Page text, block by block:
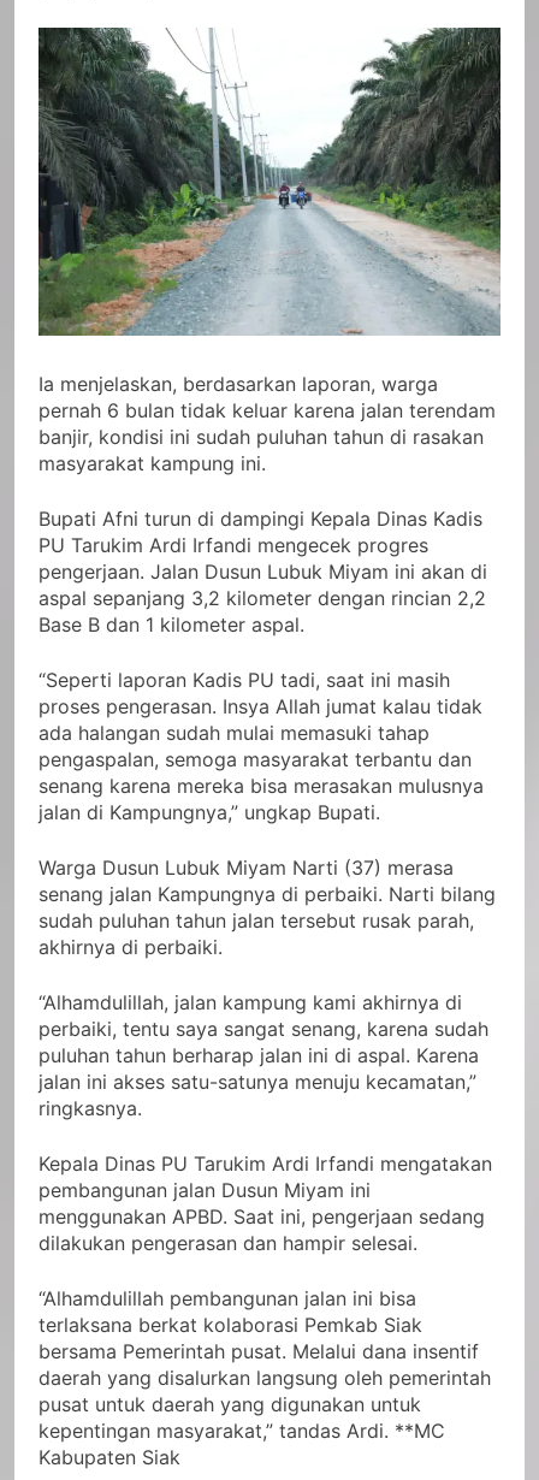
Ia menjelaskan, berdasarkan laporan, warga
pernah 6 bulan tidak keluar karena jalan terendam
banjir, kondisi ini sudah puluhan tahun di rasakan
masyarakat kampung ini.
Bupati Afni turun di dampingi Kepala Dinas Kadis
PU Tarukim Ardi Irfandi mengecek progres
pengerjaan. Jalan Dusun Lubuk Miyam ini akan di
aspal sepanjang 3,2 kilometer dengan rincian 2,2
Base B dan 1 kilometer aspal.
“Seperti laporan Kadis PU tadi, saat ini masih
proses pengerasan. Insya Allah jumat kalau tidak
ada halangan sudah mulai memasuki tahap
pengaspalan, semoga masyarakat terbantu dan
senang karena mereka bisa merasakan mulusnya
jalan di Kampungnya,” ungkap Bupati.
Warga Dusun Lubuk Miyam Narti (37) merasa
senang jalan Kampungnya di perbaiki. Narti bilang
sudah puluhan tahun jalan tersebut rusak parah,
akhirnya di perbaiki.
“Alhamdulillah, jalan kampung kami akhirnya di
perbaiki, tentu saya sangat senang, karena sudah
puluhan tahun berharap jalan ini di aspal. Karena
jalan ini akses satu-satunya menuju kecamatan,”
ringkasnya.
Kepala Dinas PU Tarukim Ardi Irfandi mengatakan
pembangunan jalan Dusun Miyam ini
menggunakan APBD. Saat ini, pengerjaan sedang
dilakukan pengerasan dan hampir selesai.
“Alhamdulillah pembangunan jalan ini bisa
terlaksana berkat kolaborasi Pemkab Siak
bersama Pemerintah pusat. Melalui dana insentif
daerah yang disalurkan langsung oleh pemerintah
pusat untuk daerah yang digunakan untuk
kepentingan masyarakat,” tandas Ardi. **MC
Kabupaten Siak